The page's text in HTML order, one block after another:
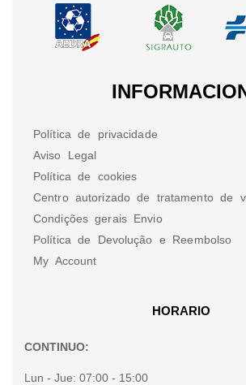
Política de privacidade
Aviso Legal
Política de cookies
Centro autorizado de tratamento de
Condições gerais Envio
Política de Devolução e Reembolso
My Account
HORARIO
CONTINUO:
Lun - Jue: 07:00 - 15:00